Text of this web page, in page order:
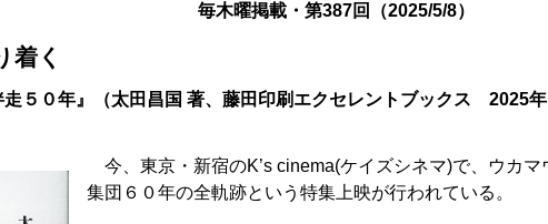
毎木曜掲載・第387回（2025/5/8）
着く
走５０年』（太田昌国 著、藤田印刷エクセレントブックス 2025年
今、東京・新宿のK’s cinema(ケイズシネマ)で、ウカマ
集団６０年の全軌跡という特集上映が行われている。